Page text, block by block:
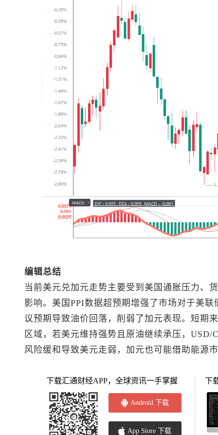
编辑总结
当前美元兑加元走势主要受到美国通胀压力、
影响。美国PPI数据超预期增强了市场对于美
议预期导致油价回落，削弱了加元表现。短期
区域，若美元维持强势且原油继续承压，
风险缓和导致美元走弱，加元也可能借助能源
下载汇通财经APP，全球资讯一手掌握
Android 下载
App Store 下载
下